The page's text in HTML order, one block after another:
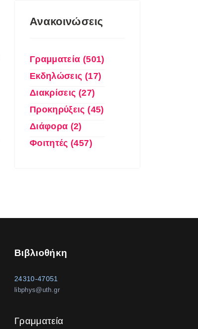
Ανακοινώσεις
Γραμματεία (501)
Εκδηλώσεις (17)
Διακρίσεις (27)
Προκηρύξεις (45)
Διάφορα (2)
Φοιτητές (457)
Βιβλιοθήκη
24310-47051
libphys@uth.gr
Γραμματεία